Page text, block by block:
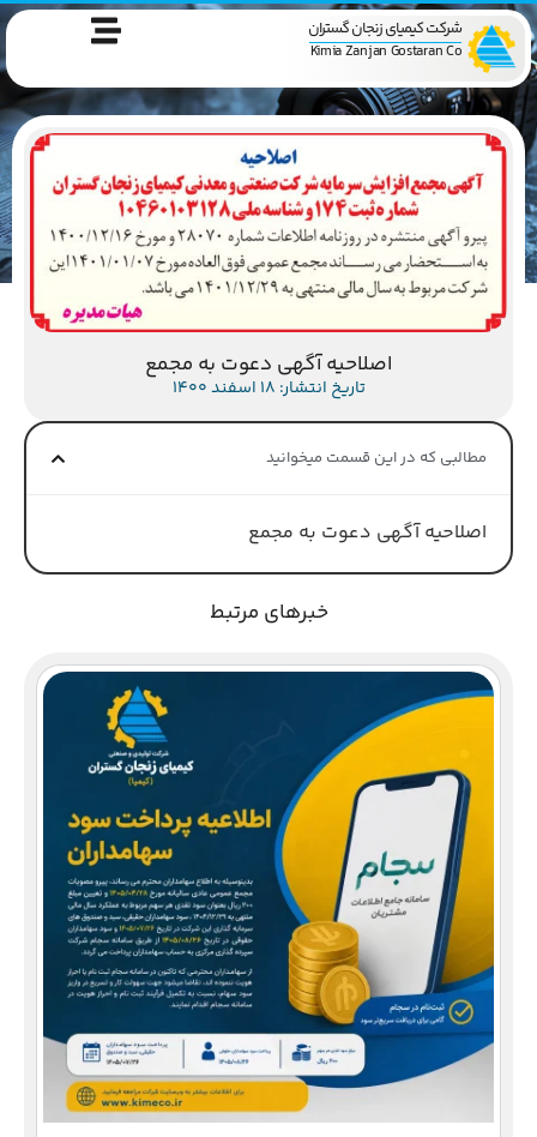
شرکت کیمیای زنجان گستران
Kimia Zanjan Gostaran Co
اصلاحیه آگهی دعوت به مجمع
تاریخ انتشار: 18 اسفند 1400
مطالبی که در این قسمت میخوانید
اصلاحیه آگهی دعوت به مجمع
خبرهای مرتبط